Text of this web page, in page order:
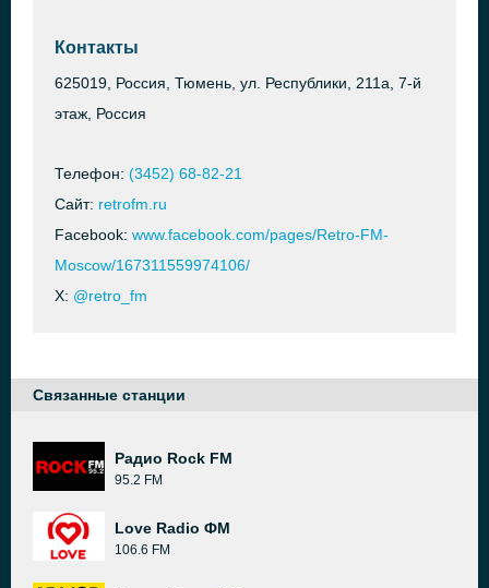
Контакты
625019, Россия, Тюмень, ул. Республики, 211а, 7-й
этаж, Россия
Телефон: (3452) 68-82-21
Сайт: retrofm.ru
Facebook: www.facebook.com/pages/Retro-FM-
Moscow/167311559974106/
X: @retro_fm
Связанные станции
Радио Rock FM
95.2 FM
Love Radio ФМ
106.6 FM